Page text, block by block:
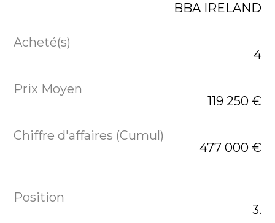
BBA IRELAND
4
119 250 €
477 000 €
3.